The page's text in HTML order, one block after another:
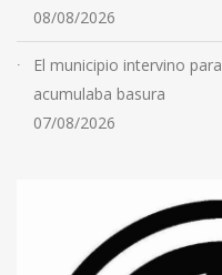
08/08/2026
El municipio intervino
acumulaba basura
07/08/2026